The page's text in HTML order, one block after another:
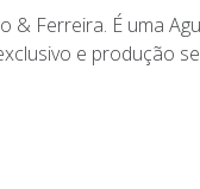
& Ferreira. É uma
e produção